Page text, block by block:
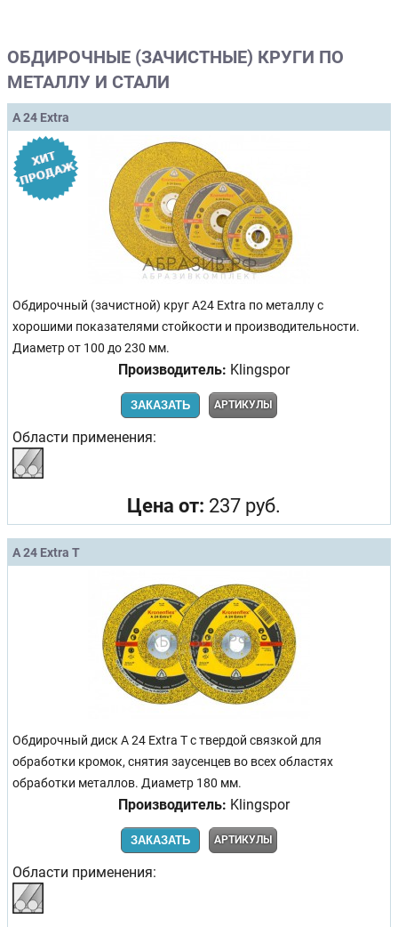
ОБДИРОЧНЫЕ (ЗАЧИСТНЫЕ) КРУГИ ПО
МЕТАЛЛУ И СТАЛИ
A 24 Extra
Обдирочный (зачистной) круг A24 Extra по металлу с
хорошими показателями стойкости и производительности.
Диаметр от 100 до 230 мм.
Производитель: Klingspor
ЗАКАЗАТЬ АРТИКУЛЫ
Области применения:
Цена от: 237 руб.
A 24 Extra T
Обдирочный диск A 24 Extra T с твердой связкой для
обработки кромок, снятия заусенцев во всех областях
обработки металлов. Диаметр 180 мм.
Производитель: Klingspor
ЗАКАЗАТЬ АРТИКУЛЫ
Области применения: